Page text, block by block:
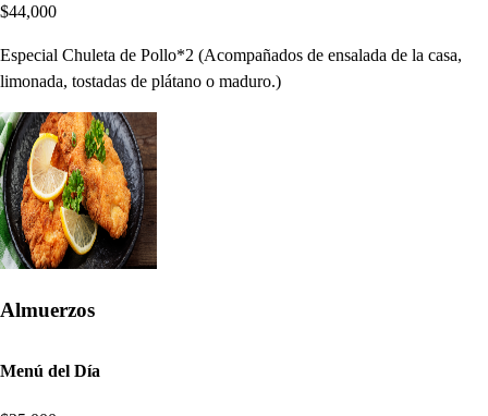
$44,000
Especial Chuleta de Pollo*2 (Acompañados de ensalada de la casa,
limonada, tostadas de plátano o maduro.)
Almuerzos
Menú del Día